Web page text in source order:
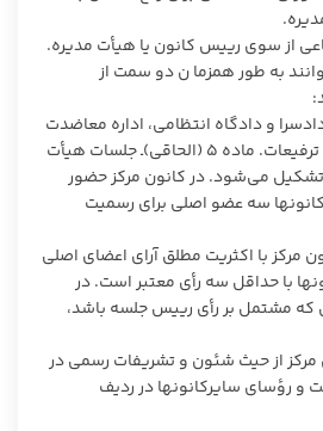
توانند به طور همزما ن دو سمت از
و دادگاه انتظامی، اداره معاضدت
و کمیسیون‌های کارآموزی و ترفیعات. ماده ۵ (الحاقی)ـ جلسات هیأت
می‌شود. در کانون مرکز حضور
سه عضو اصلی برای رسمیت
مرکز با اکثریت مطلق آرای اعضای اصلی
با حداقل سه رأی معتبر است. در
که مشتمل بر رأی رییس جلسه باشد،
مرکز از حیث شئون و تشریفات رسمی در
رؤسای سایرکانونها در ردیف